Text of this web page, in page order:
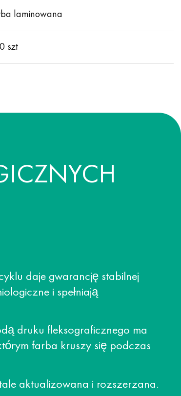
laminowana
szt
daje gwarancję stabilnej
i spełniają
druku fleksograficznego ma
farba kruszy się podczas
aktualizowana i rozszerzana.